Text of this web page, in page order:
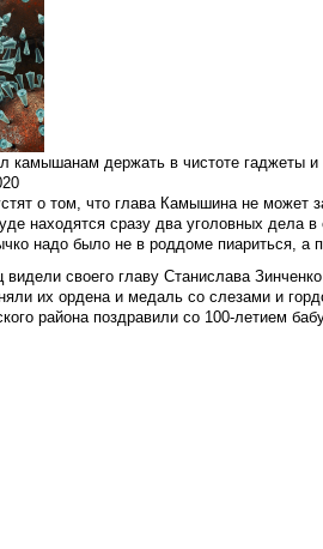
камышанам держать в чистоте гаджеты
о том, что глава Камышина не может
находятся сразу два уголовных дела
надо было не в роддоме пиариться, а
своего главу Станислава Зинченко
их ордена и медаль со слезами и
района поздравили со 100-летием